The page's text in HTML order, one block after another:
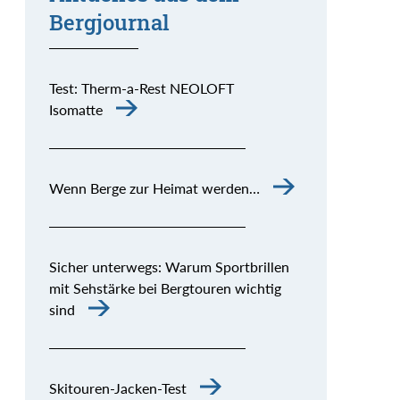
Bergjournal
Test: Therm-a-Rest NEOLOFT
Isomatte
Wenn Berge zur Heimat werden…
Sicher unterwegs: Warum Sportbrillen
mit Sehstärke bei Bergtouren wichtig
sind
Skitouren-Jacken-Test